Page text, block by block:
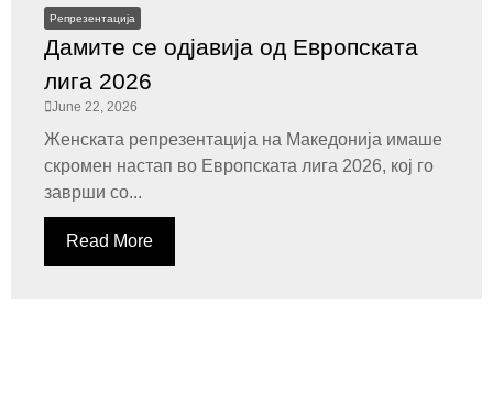
Репрезентација
Дамите се одјавија од Европската
лига 2026
June 22, 2026
Женската репрезентација на Македонија имаше
скромен настап во Европската лига 2026, кој го
заврши со...
Read More